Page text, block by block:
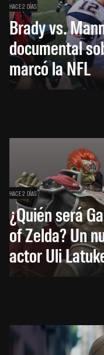
HACE 2 DÍAS
Brady vs.
documental
marcó la NFL
HACE 2 DÍAS
¿Quién será
of Zelda? Un
actor Uli